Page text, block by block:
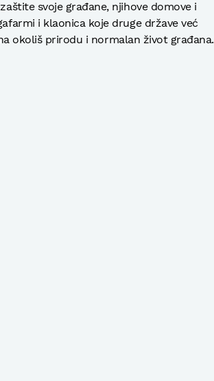
svoje građane, njihove domove i
i klaonica koje druge države već
okoliš prirodu i normalan život građana.